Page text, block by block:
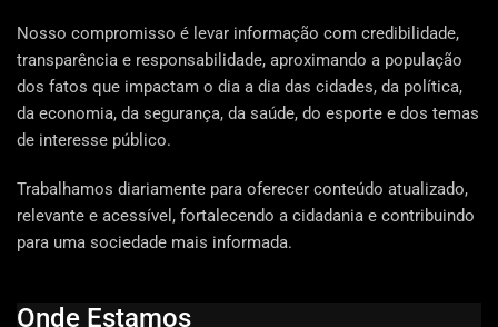
Nosso compromisso é levar informação com credibilidade,
transparência e responsabilidade, aproximando a população
dos fatos que impactam o dia a dia das cidades, da política,
da economia, da segurança, da saúde, do esporte e dos temas
de interesse público.
Trabalhamos diariamente para oferecer conteúdo atualizado,
relevante e acessível, fortalecendo a cidadania e contribuindo
para uma sociedade mais informada.
Onde Estamos